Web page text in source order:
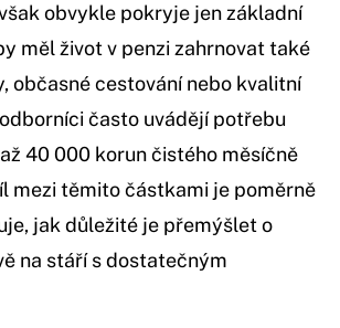
obvykle pokryje jen základní
měl život v penzi zahrnovat také
občasné cestování nebo kvalitní
často uvádějí potřebu
40 000 korun čistého měsíčně
mezi těmito částkami je poměrně
jak důležité je přemýšlet o
na stáří s dostatečným